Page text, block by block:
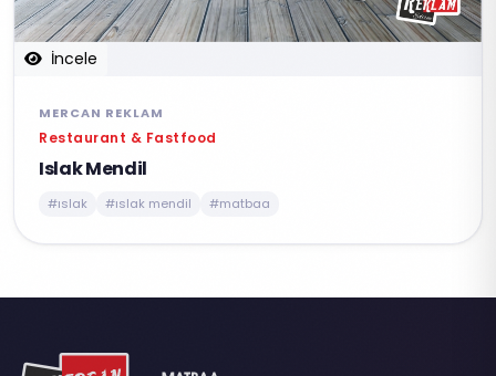
İncele
MERCAN REKLAM
Restaurant & Fastfood
Islak Mendil
#ıslak #ıslak mendil #matbaa